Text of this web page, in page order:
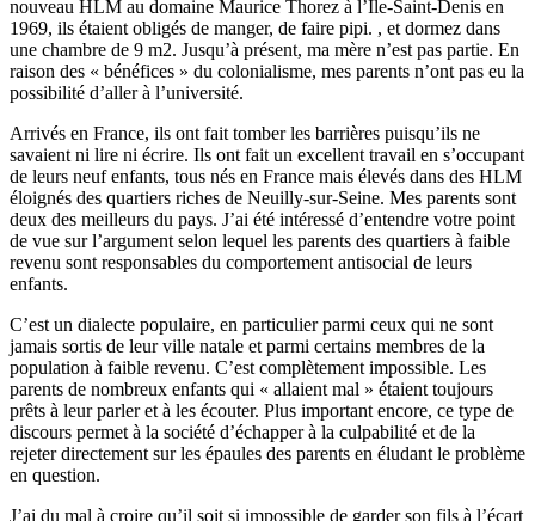
nouveau HLM au domaine Maurice Thorez à l’Île-Saint-Denis en
1969, ils étaient obligés de manger, de faire pipi. , et dormez dans
une chambre de 9 m2. Jusqu’à présent, ma mère n’est pas partie. En
raison des « bénéfices » du colonialisme, mes parents n’ont pas eu la
possibilité d’aller à l’université.
Arrivés en France, ils ont fait tomber les barrières puisqu’ils ne
savaient ni lire ni écrire. Ils ont fait un excellent travail en s’occupant
de leurs neuf enfants, tous nés en France mais élevés dans des HLM
éloignés des quartiers riches de Neuilly-sur-Seine. Mes parents sont
deux des meilleurs du pays. J’ai été intéressé d’entendre votre point
de vue sur l’argument selon lequel les parents des quartiers à faible
revenu sont responsables du comportement antisocial de leurs
enfants.
C’est un dialecte populaire, en particulier parmi ceux qui ne sont
jamais sortis de leur ville natale et parmi certains membres de la
population à faible revenu. C’est complètement impossible. Les
parents de nombreux enfants qui « allaient mal » étaient toujours
prêts à leur parler et à les écouter. Plus important encore, ce type de
discours permet à la société d’échapper à la culpabilité et de la
rejeter directement sur les épaules des parents en éludant le problème
en question.
J’ai du mal à croire qu’il soit si impossible de garder son fils à l’écart